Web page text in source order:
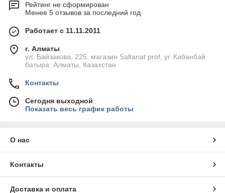
Рейтинг не сформирован
Менее 5 отзывов за последний год
Работает с 11.11.2011
г. Алматы
ул. Байзакова, 225, магазин Saltanat prof, уг. Кабанбай
батыра, Алматы, Казахстан
Контакты
Сегодня выходной
Показать весь график работы
О нас
Контакты
Доставка и оплата